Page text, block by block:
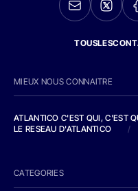
MIEUX NOUS CONNAITRE
ATLANTICO C'EST QUI, C'EST
LE RESEAU D'ATLANTICO
/
CATEGORIES